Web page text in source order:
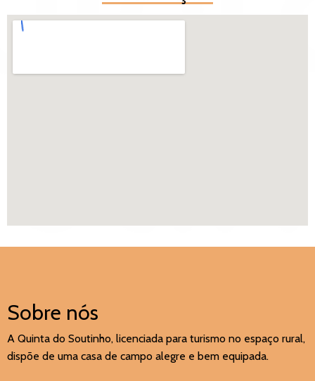
Sobre nós
A Quinta do Soutinho, licenciada para turismo no espaço rural,
dispõe de uma casa de campo alegre e bem equipada.